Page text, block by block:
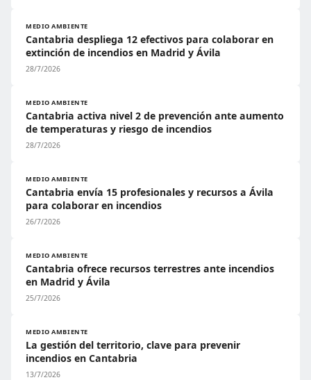
MEDIO AMBIENTE
Cantabria despliega 12 efectivos para colaborar en
extinción de incendios en Madrid y Ávila
28/7/2026
MEDIO AMBIENTE
Cantabria activa nivel 2 de prevención ante aumento
de temperaturas y riesgo de incendios
28/7/2026
MEDIO AMBIENTE
Cantabria envía 15 profesionales y recursos a Ávila
para colaborar en incendios
26/7/2026
MEDIO AMBIENTE
Cantabria ofrece recursos terrestres ante incendios
en Madrid y Ávila
25/7/2026
MEDIO AMBIENTE
La gestión del territorio, clave para prevenir
incendios en Cantabria
13/7/2026